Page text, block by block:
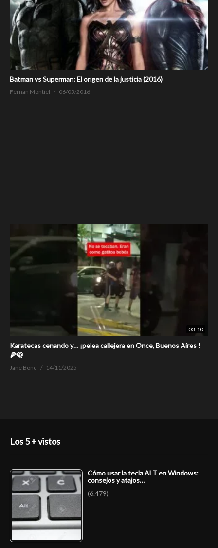
Batman vs Superman: El origen de la justicia (2016)
Fernan Montiel 06/05/2016
03:10
Karatecas cenando y… ¡pelea callejera en Once, Buenos Aires !
🍕🥋
Jane Bond 14/11/2025
Los 5 + vistos
Cómo usar la tecla ALT en Windows:
consejos y atajos…
(6.479)